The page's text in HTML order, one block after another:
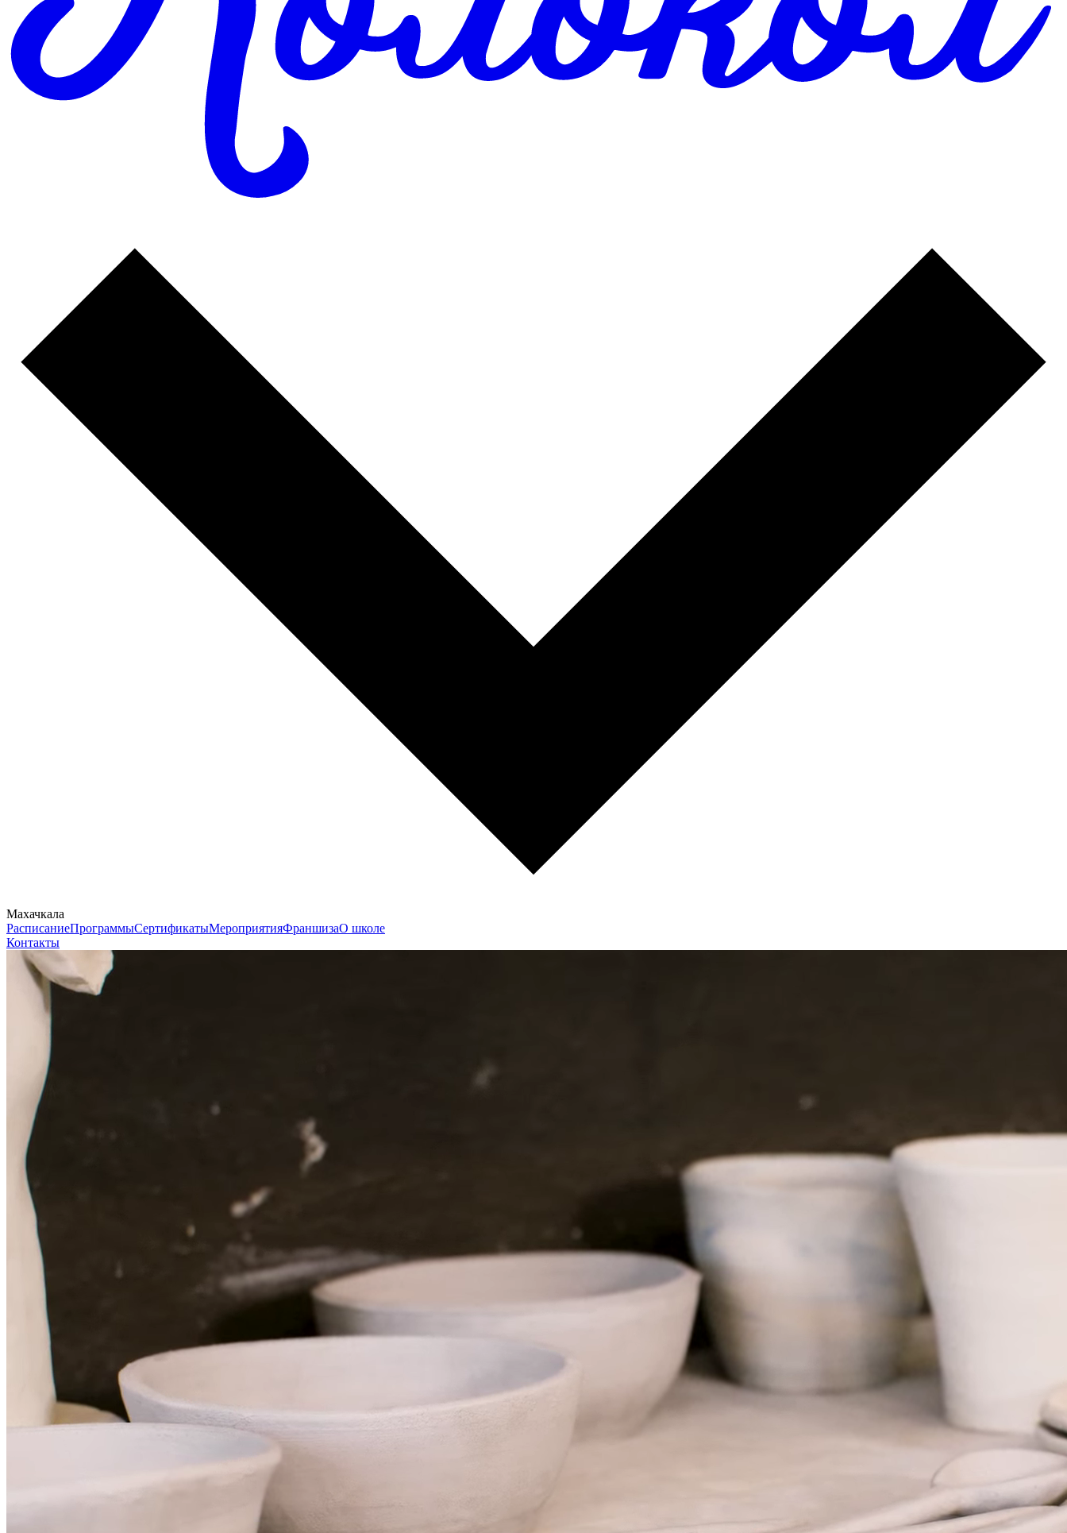
Махачкала
РасписаниеПрограммыСертификатыМероприятияФраншизаО школе
Контакты